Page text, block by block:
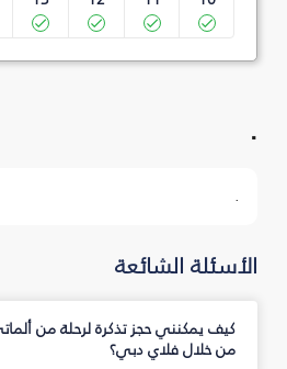
.
.
الأسئلة الشائعة
كيف يمكنني حجز تذكرة لرحلة من
من خلال فلاي دبي؟